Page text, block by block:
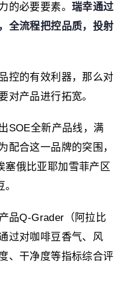
的必要要素。 瑞幸通过
全流程把控品质，投射
控的有效利器，那么对
对产品进行拓宽。
SOE全新产品线，满
配合这一品牌的突围，
塞俄比亚耶加雪菲产区
品Q-Grader（阿拉比
过对咖啡豆香气、风
、干净度等指标综合评